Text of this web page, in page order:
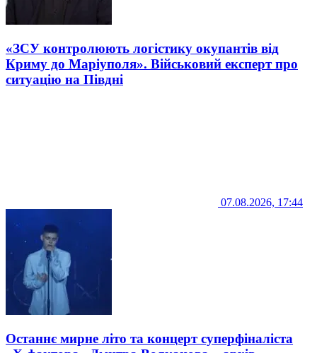
«ЗСУ контролюють логістику окупантів від
Криму до Маріуполя». Військовий експерт про
ситуацію на Півдні
07.08.2026, 17:44
Останнє мирне літо та концерт суперфіналіста